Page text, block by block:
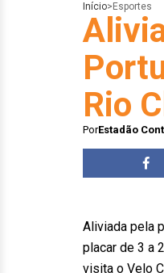
Início> Esportes
Rio
PorEstadão
Aliviada pela
placar de 3 a
visita o Velo